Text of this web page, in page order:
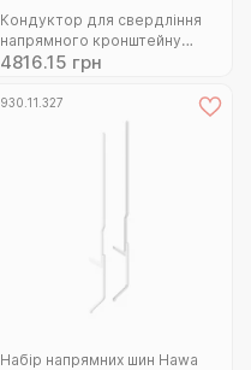
Кондуктор для свердління
напрямного кронштейну
Hawa Vertical 150/3 та 150/5
4816.15 грн
930.11.327
Набір напрямних шин Hawa